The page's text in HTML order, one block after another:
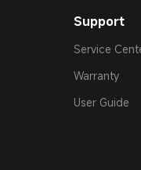
Support
Service
Warranty
User Guide